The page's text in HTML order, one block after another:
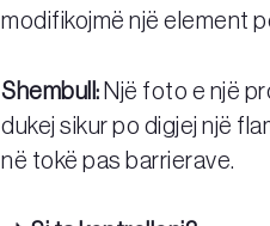
modifikojmë një element
Shembull: Një foto e një
dukej sikur po digjej një
në tokë pas barrierave.